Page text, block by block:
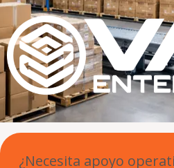
¿Necesita apoyo